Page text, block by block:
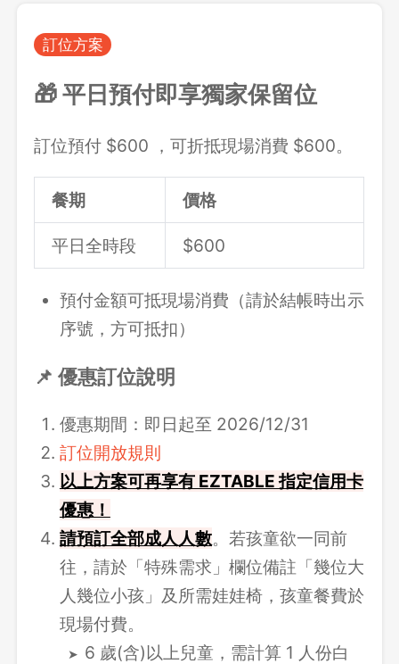
訂位方案
🎁 平日預付即享獨家保留位
訂位預付 $600 ，可折抵現場消費 $600。
餐期 價格
平日全時段 $600
預付金額可抵現場消費（請於結帳時出示
序號，方可抵扣）
📌 優惠訂位說明
優惠期間：即日起至 2026/12/31
訂位開放規則
以上方案可再享有 EZTABLE 指定信用卡
優惠！
請預訂全部成人人數。若孩童欲一同前
往，請於「特殊需求」欄位備註「幾位大
人幾位小孩」及所需娃娃椅，孩童餐費於
現場付費。
6 歲(含)以上兒童，需計算 1 人份白